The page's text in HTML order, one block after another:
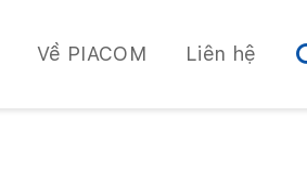
Về PIACOM Liên hệ